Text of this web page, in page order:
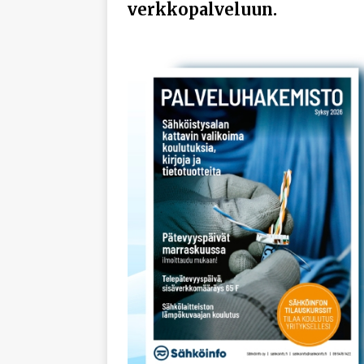
verkkopalveluun.